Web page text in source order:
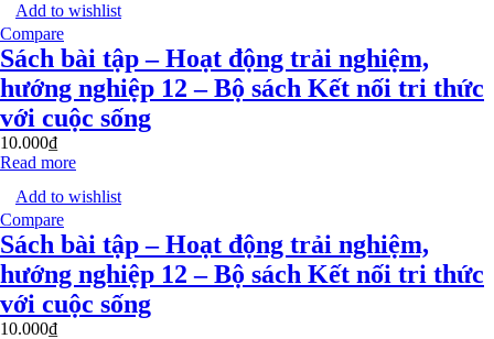
Add to wishlist
Compare
Sách bài tập – Hoạt động trải nghiệm,
hướng nghiệp 12 – Bộ sách Kết nối tri thức
với cuộc sống
10.000₫
Read more
Add to wishlist
Compare
Sách bài tập – Hoạt động trải nghiệm,
hướng nghiệp 12 – Bộ sách Kết nối tri thức
với cuộc sống
10.000₫